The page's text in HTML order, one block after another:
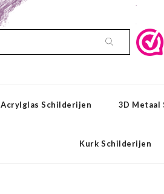
Acrylglas Schilderijen 3D Metaal
Kurk Schilderijen